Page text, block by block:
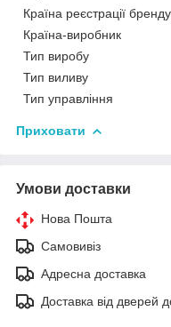
Країна реєстрації бренду
Країна-виробник
Тип виробу
Тип виливу
Тип управління
Приховати
Умови доставки
Нова Пошта
Самовивіз
Адресна доставка
Доставка від дверей